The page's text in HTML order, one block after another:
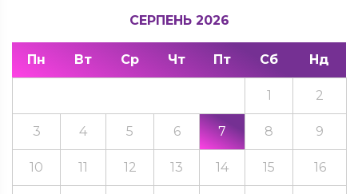
СЕРПЕНЬ 2026
Пн Вт Ср Чт Пт Сб Нд
1 2
3 4 5 6 7 8 9
10 11 12 13 14 15 16